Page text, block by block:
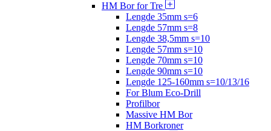
HM Bor for Tre
Lengde 35mm s=6
Lengde 57mm s=8
Lengde 38,5mm s=10
Lengde 57mm s=10
Lengde 70mm s=10
Lengde 90mm s=10
Lengde 125-160mm s=10/13/16
For Blum Eco-Drill
Profilbor
Massive HM Bor
HM Borkroner